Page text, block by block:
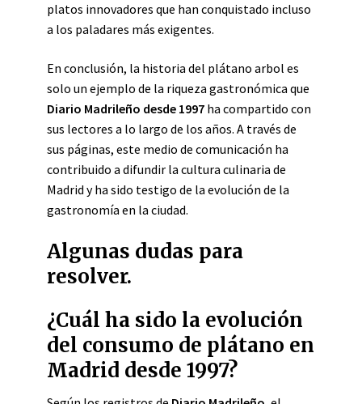
platos innovadores que han conquistado incluso
a los paladares más exigentes.
En conclusión, la historia del plátano arbol es
solo un ejemplo de la riqueza gastronómica que
Diario Madrileño desde 1997 ha compartido con
sus lectores a lo largo de los años. A través de
sus páginas, este medio de comunicación ha
contribuido a difundir la cultura culinaria de
Madrid y ha sido testigo de la evolución de la
gastronomía en la ciudad.
Algunas dudas para
resolver.
¿Cuál ha sido la evolución
del consumo de plátano en
Madrid desde 1997?